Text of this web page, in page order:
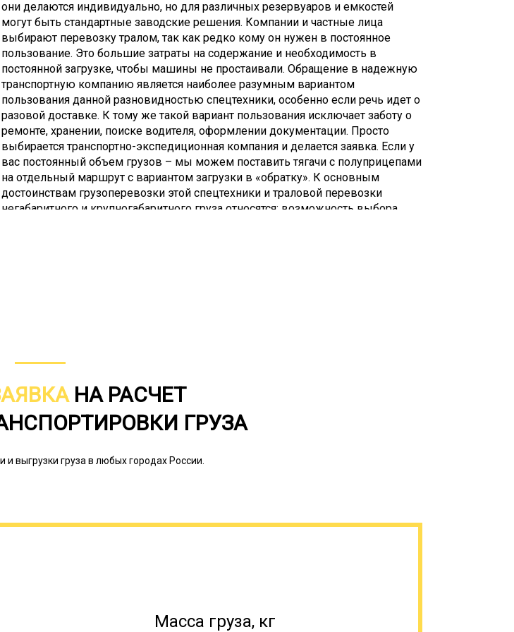
они делаются индивидуально, но для различных резервуаров и емкостей
могут быть стандартные заводские решения. Компании и частные лица
выбирают перевозку тралом, так как редко кому он нужен в постоянное
пользование. Это большие затраты на содержание и необходимость в
постоянной загрузке, чтобы машины не простаивали. Обращение в надежную
транспортную компанию является наиболее разумным вариантом
пользования данной разновидностью спецтехники, особенно если речь идет о
разовой доставке. К тому же такой вариант пользования исключает заботу о
ремонте, хранении, поиске водителя, оформлении документации. Просто
выбирается транспортно-экспедиционная компания и делается заявка. Если у
вас постоянный объем грузов – мы можем поставить тягачи с полуприцепами
на отдельный маршрут с вариантом загрузки в «обратку». К основным
достоинствам грузоперевозки этой спецтехники и траловой перевозки
негабаритного и крупногабаритного груза относятся: возможность выбора
документации.
НА РАСЧЕТ
ГРУЗА
и выгрузки груза в любых городах России.
Масса груза, кг